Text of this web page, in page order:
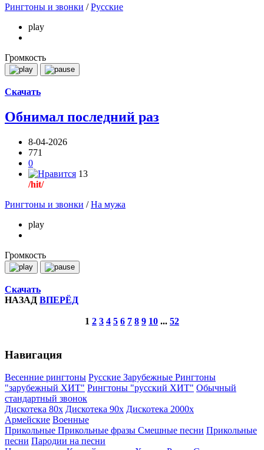
Рингтоны и звонки /Русские
play
Громкость
Скачать
Обнимал последний раз
8-04-2026
771
0
13
/hit/
Рингтоны и звонки /На мужа
play
Громкость
Скачать
НАЗАД ВПЕРЁД
1 2 3 4 5 6 7 8 9 10 ... 52
Навигация
Весенние рингтоны Русские Зарубежные Рингтоны
"зарубежный ХИТ" Рингтоны "русский ХИТ" Обычный
стандартный звонок
Дискотека 80х Дискотека 90х Дискотека 2000х
Армейские Военные
Прикольные Прикольные фразы Смешные песни Прикольные
песни Пародии на песни